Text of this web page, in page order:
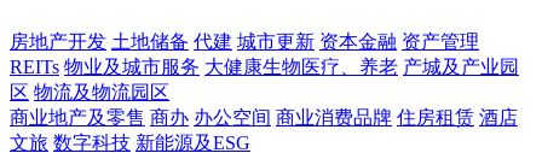
房地产开发 土地储备 代建 城市更新 资本金融 资产管理
REITs 物业及城市服务 大健康生物医疗、养老 产城及产业园
区 物流及物流园区
商业地产及零售 商办 办公空间 商业消费品牌 住房租赁 酒店
文旅 数字科技 新能源及ESG